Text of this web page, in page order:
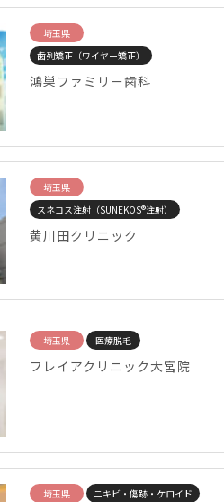
埼玉県
歯列矯正（ワイヤー矯正）
鴻巣ファミリー歯科
埼玉県
スネコス注射（SUNEKOS®注射）
黄川田クリニック
埼玉県 医療脱毛
フレイアクリニック大宮院
埼玉県 ニキビ・傷跡・ケロイド